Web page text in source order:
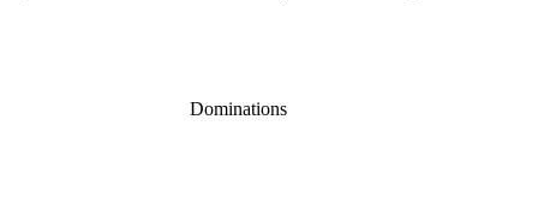
Dominations